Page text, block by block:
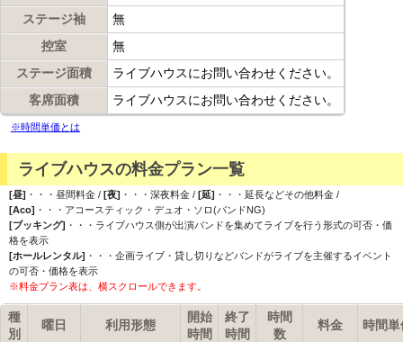
ステージ袖
無
控室
無
ステージ面積
ライブハウスにお問い合わせください。
客席面積
ライブハウスにお問い合わせください。
※時間単価とは
ライブハウスの料金プラン一覧
[昼] ・・・昼間料金 / [夜] ・・・深夜料金 / [延] ・・・延長などその他料金 /
[Aco] ・・・アコースティック・デュオ・ソロ(バンドNG)
[ブッキング] ・・・ライブハウス側が出演バンドを集めてライブを行う形式の可否・価
格を表示
[ホールレンタル] ・・・企画ライブ・貸し切りなどバンドがライブを主催するイベント
の可否・価格を表示
※料金プラン表は、横スクロールできます。
種
別
曜日 利用形態
開始
時間
終了
時間
時間
数
料金 時間